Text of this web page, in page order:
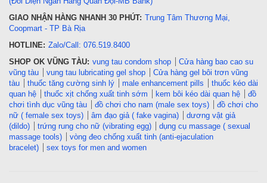
GIAO NHẬN HÀNG NHANH 30 PHÚT: Trung Tâm Thương Mại,
Coopmart - TP Bà Rịa
HOTLINE: Zalo/Call: 076.519.8400
SHOP OK VŨNG TÀU: vung tau condom shop
Cửa hàng bao cao su
vũng tàu
vung tau lubricating gel shop
Cửa hàng gel bôi trơn vũng
tàu
thuốc tăng cường sinh lý male enhancement pills
thuốc kéo dài
quan hệ
thuốc xịt chống xuất tinh sớm kem bôi kéo dài quan hệ
đồ
chơi tình dục vũng tàu
đồ chơi cho nam (male sex toys)
đồ chơi cho
nữ ( female sex toys)
âm đạo giả ( fake vagina)
dương vật giả
(dildo)
trứng rung cho nữ (vibrating egg)
dụng cụ massage ( sexual
massage tools)
vòng đeo chống xuất tinh (anti-ejaculation
bracelet)
sex toys for men and women